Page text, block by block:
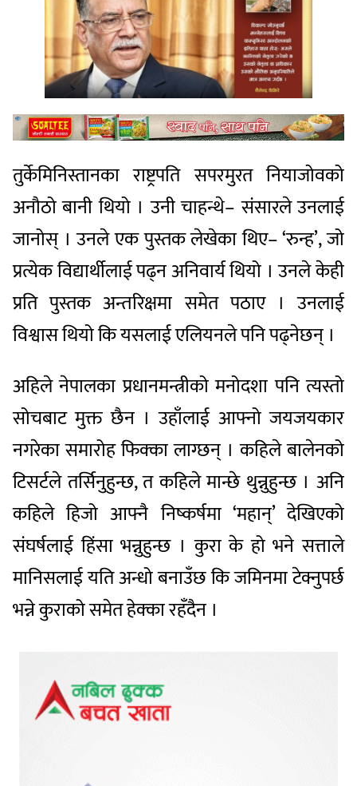
तुर्केमिनिस्तानका राष्ट्रपति सपरमुरत नियाजोवको
अनौठो बानी थियो । उनी चाहन्थे– संसारले उनलाई
जानोस् । उनले एक पुस्तक लेखेका थिए– ‘रुन्ह’, जो
प्रत्येक विद्यार्थीलाई पढ्न अनिवार्य थियो । उनले केही
प्रति पुस्तक अन्तरिक्षमा समेत पठाए । उनलाई
विश्वास थियो कि यसलाई एलियनले पनि पढ्नेछन् ।
अहिले नेपालका प्रधानमन्त्रीको मनोदशा पनि त्यस्तो
सोचबाट मुक्त छैन । उहाँलाई आफ्नो जयजयकार
नगरेका समारोह फिक्का लाग्छन् । कहिले बालेनको
टिसर्टले तर्सिनुहुन्छ, त कहिले मान्छे थुन्नुहुन्छ । अनि
कहिले हिजो आफ्नै निष्कर्षमा ‘महान्’ देखिएको
संघर्षलाई हिंसा भन्नुहुन्छ । कुरा के हो भने सत्ताले
मानिसलाई यति अन्धो बनाउँछ कि जमिनमा टेक्नुपर्छ
भन्ने कुराको समेत हेक्का रहँदैन ।